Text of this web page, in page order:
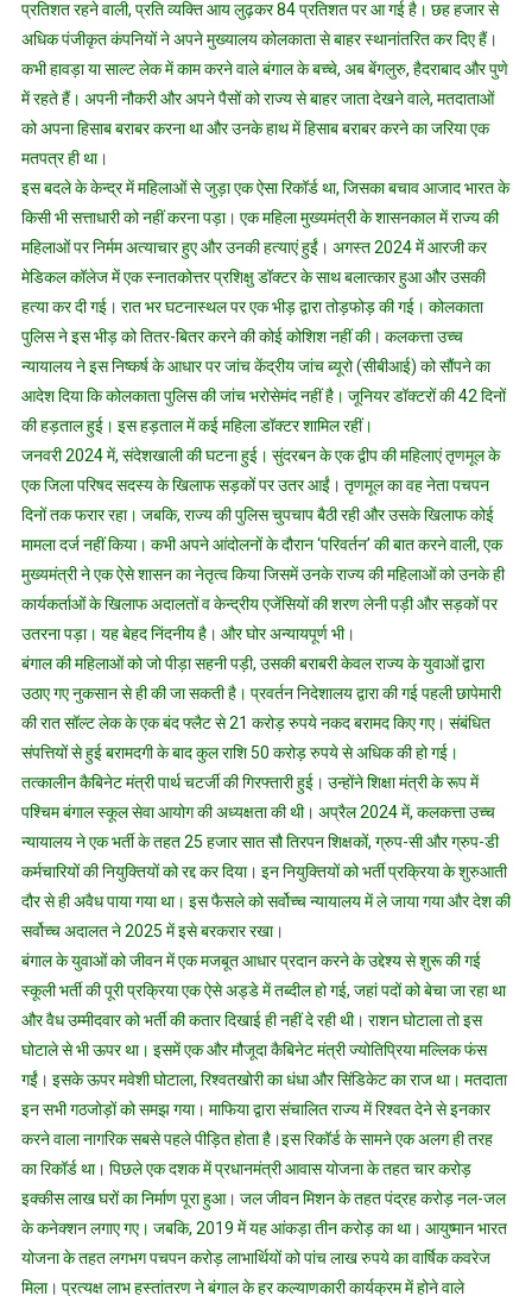
प्रतिशत रहने वाली, प्रति व्यक्ति आय लुढ़कर 84 प्रतिशत पर आ गई है। छह हजार से
अधिक पंजीकृत कंपनियों ने अपने मुख्यालय कोलकाता से बाहर स्थानांतरित कर दिए हैं।
कभी हावड़ा या साल्ट लेक में काम करने वाले बंगाल के बच्चे, अब बेंगलुरु, हैदराबाद और पुणे
में रहते हैं। अपनी नौकरी और अपने पैसों को राज्य से बाहर जाता देखने वाले, मतदाताओं
को अपना हिसाब बराबर करना था और उनके हाथ में हिसाब बराबर करने का जरिया एक
मतपत्र ही था।
इस बदले के केन्द्र में महिलाओं से जुड़ा एक ऐसा रिकॉर्ड था, जिसका बचाव आजाद भारत के
किसी भी सत्ताधारी को नहीं करना पड़ा। एक महिला मुख्यमंत्री के शासनकाल में राज्य की
महिलाओं पर निर्मम अत्याचार हुए और उनकी हत्याएं हुईं। अगस्त 2024 में आरजी कर
मेडिकल कॉलेज में एक स्नातकोत्तर प्रशिक्षु डॉक्टर के साथ बलात्कार हुआ और उसकी
हत्या कर दी गई। रात भर घटनास्थल पर एक भीड़ द्वारा तोड़फोड़ की गई। कोलकाता
पुलिस ने इस भीड़ को तितर-बितर करने की कोई कोशिश नहीं की। कलकत्ता उच्च
न्यायालय ने इस निष्कर्ष के आधार पर जांच केंद्रीय जांच ब्यूरो (सीबीआई) को सौंपने का
आदेश दिया कि कोलकाता पुलिस की जांच भरोसेमंद नहीं है। जूनियर डॉक्टरों की 42 दिनों
की हड़ताल हुई। इस हड़ताल में कई महिला डॉक्टर शामिल रहीं।
जनवरी 2024 में, संदेशखाली की घटना हुई। सुंदरबन के एक द्वीप की महिलाएं तृणमूल के
एक जिला परिषद सदस्य के खिलाफ सड़कों पर उतर आईं। तृणमूल का वह नेता पचपन
दिनों तक फरार रहा। जबकि, राज्य की पुलिस चुपचाप बैठी रही और उसके खिलाफ कोई
मामला दर्ज नहीं किया। कभी अपने आंदोलनों के दौरान ‘परिवर्तन’ की बात करने वाली, एक
मुख्यमंत्री ने एक ऐसे शासन का नेतृत्व किया जिसमें उनके राज्य की महिलाओं को उनके ही
कार्यकर्ताओं के खिलाफ अदालतों व केन्द्रीय एजेंसियों की शरण लेनी पड़ी और सड़कों पर
उतरना पड़ा। यह बेहद निंदनीय है। और घोर अन्यायपूर्ण भी।
बंगाल की महिलाओं को जो पीड़ा सहनी पड़ी, उसकी बराबरी केवल राज्य के युवाओं द्वारा
उठाए गए नुकसान से ही की जा सकती है। प्रवर्तन निदेशालय द्वारा की गई पहली छापेमारी
की रात सॉल्ट लेक के एक बंद फ्लैट से 21 करोड़ रुपये नकद बरामद किए गए। संबंधित
संपत्तियों से हुई बरामदगी के बाद कुल राशि 50 करोड़ रुपये से अधिक की हो गई।
तत्कालीन कैबिनेट मंत्री पार्थ चटर्जी की गिरफ्तारी हुई। उन्होंने शिक्षा मंत्री के रूप में
पश्चिम बंगाल स्कूल सेवा आयोग की अध्यक्षता की थी। अप्रैल 2024 में, कलकत्ता उच्च
न्यायालय ने एक भर्ती के तहत 25 हजार सात सौ तिरपन शिक्षकों, ग्रुप-सी और ग्रुप-डी
कर्मचारियों की नियुक्तियों को रद्द कर दिया। इन नियुक्तियों को भर्ती प्रक्रिया के शुरुआती
दौर से ही अवैध पाया गया था। इस फैसले को सर्वोच्च न्यायालय में ले जाया गया और देश की
सर्वोच्च अदालत ने 2025 में इसे बरकरार रखा।
बंगाल के युवाओं को जीवन में एक मजबूत आधार प्रदान करने के उद्देश्य से शुरू की गई
स्कूली भर्ती की पूरी प्रक्रिया एक ऐसे अड्डे में तब्दील हो गई, जहां पदों को बेचा जा रहा था
और वैध उम्मीदवार को भर्ती की कतार दिखाई ही नहीं दे रही थी। राशन घोटाला तो इस
घोटाले से भी ऊपर था। इसमें एक और मौजूदा कैबिनेट मंत्री ज्योतिप्रिया मल्लिक फंस
गईं। इसके ऊपर मवेशी घोटाला, रिश्वतखोरी का धंधा और सिंडिकेट का राज था। मतदाता
इन सभी गठजोड़ों को समझ गया। माफिया द्वारा संचालित राज्य में रिश्वत देने से इनकार
करने वाला नागरिक सबसे पहले पीड़ित होता है।इस रिकॉर्ड के सामने एक अलग ही तरह
का रिकॉर्ड था। पिछले एक दशक में प्रधानमंत्री आवास योजना के तहत चार करोड़
इक्कीस लाख घरों का निर्माण पूरा हुआ। जल जीवन मिशन के तहत पंद्रह करोड़ नल-जल
के कनेक्शन लगाए गए। जबकि, 2019 में यह आंकड़ा तीन करोड़ का था। आयुष्मान भारत
योजना के तहत लगभग पचपन करोड़ लाभार्थियों को पांच लाख रुपये का वार्षिक कवरेज
मिला। प्रत्यक्ष लाभ हस्तांतरण ने बंगाल के हर कल्याणकारी कार्यक्रम में होने वाले